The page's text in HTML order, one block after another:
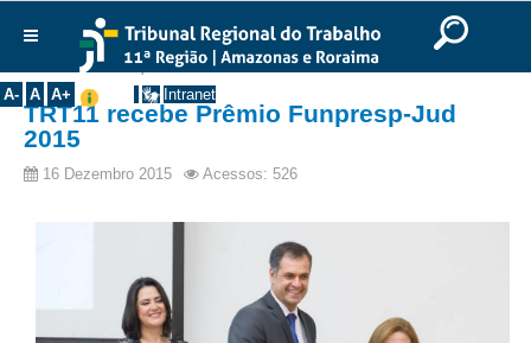
Ir para o rodapé
English
Português Español
A- A A+ Intranet
Institucional
Histórico
Presidência
Desembargadores
Seções Especializadas
Você está aqui:Início >> Notícias >> Todas as Notícias
TRT11 recebe Prêmio Funpresp-Jud
2015
16 Dezembro 2015 Acessos: 526